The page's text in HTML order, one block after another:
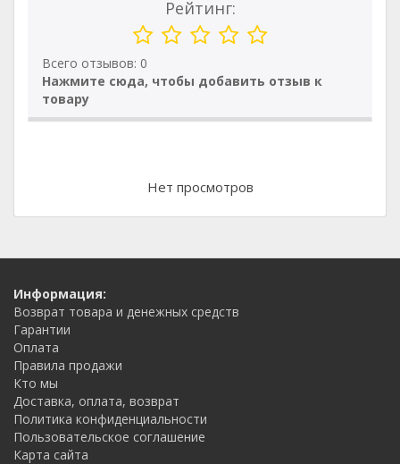
Рейтинг:
Всего отзывов: 0
Нажмите сюда, чтобы добавить отзыв к
товару
Нет просмотров
Информация:
Возврат товара и денежных средств
Гарантии
Оплата
Правила продажи
Кто мы
Доставка, оплата, возврат
Политика конфиденциальности
Пользовательское соглашение
Карта сайта